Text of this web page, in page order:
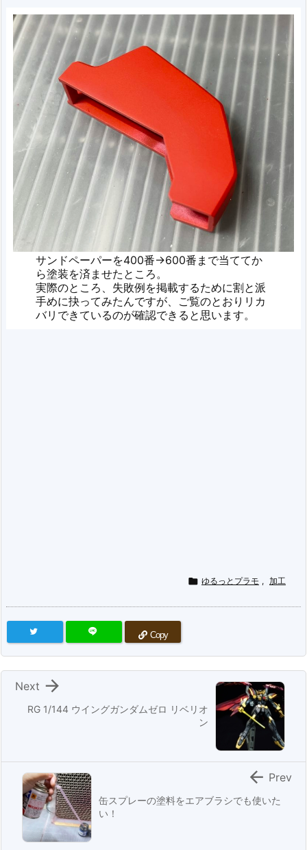
サンドペーパーを400番→600番まで当ててか
ら塗装を済ませたところ。
実際のところ、失敗例を掲載するために割と派
手めに抉ってみたんですが、ご覧のとおりリカ
バリできているのが確認できると思います。
 ゆるっとプラモ , 加工
Copy
RG 1/144 ウイングガンダムゼロ リベリオ
ン

Next
缶スプレーの塗料をエアブラシでも使いた
い！
 Prev